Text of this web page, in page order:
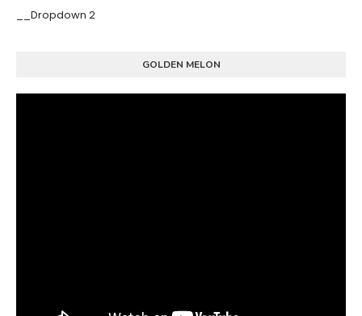
__Dropdown 2
GOLDEN MELON